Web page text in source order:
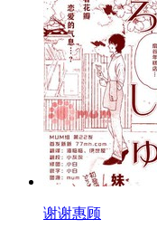
谢谢惠顾